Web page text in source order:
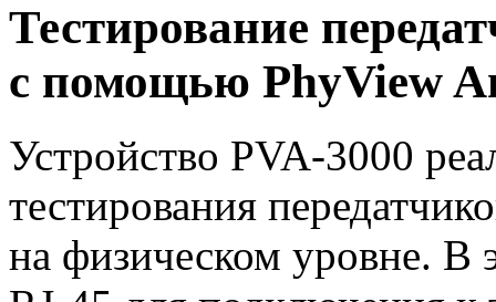
Тестирование
с помощью PhyView
Устройство PVA-3000
тестирования
на физическом уровне. В